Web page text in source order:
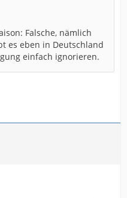
Falsche, nämlich
es eben in Deutschland
einfach ignorieren.